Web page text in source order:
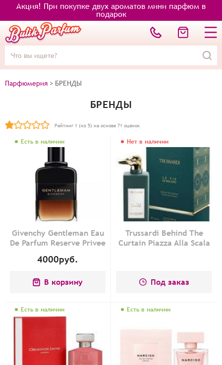
Акция! При покупке двух ароматов мини парфюм в
подарок
Парфюмерия > БРЕНДЫ
БРЕНДЫ
Рейтинг 1 (из 5) на основе 71 оценок
Есть в наличии
Givenchy Gentleman Eau
De Parfum Reserve Privee
4000руб.
В корзину
Нет в наличии
Trussardi Behind The
Curtain Piazza Alla Scala
Под заказ
Есть в наличии Есть в наличии